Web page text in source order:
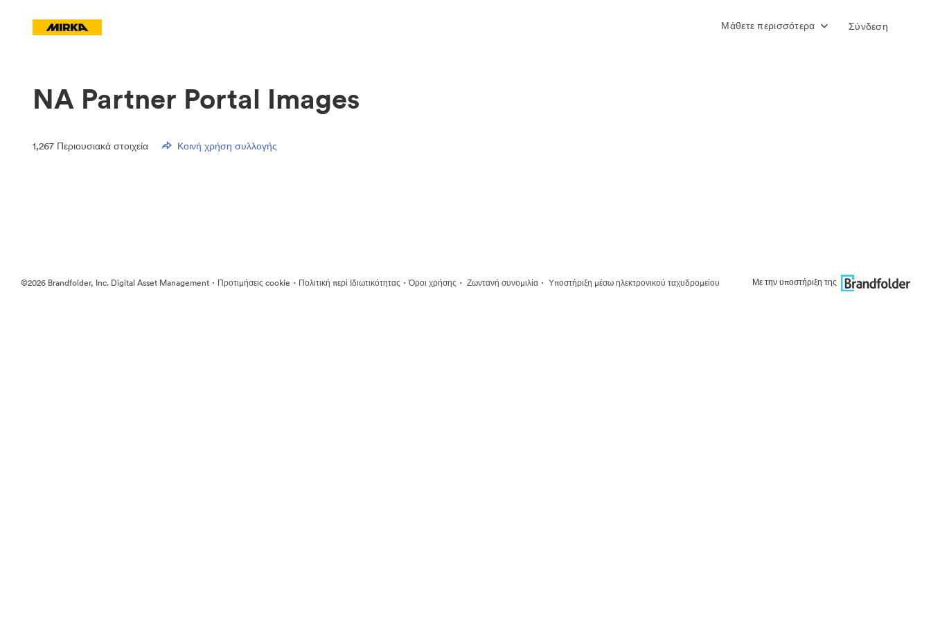
Μάθετε περισσότερα Σύνδεση
NA Partner Portal Images
1,267 Περιουσιακά στοιχεία Κοινή χρήση συλλογής
©2026 Brandfolder, Inc. Digital Asset Management · Προτιμήσεις cookie · Πολιτική περί Ιδιωτικότητας ·Όροι χρήσης · Ζωντανή συνομιλία · Υποστήριξη μέσω ηλεκτρονικού ταχυδρομείου Με την υποστήριξη της